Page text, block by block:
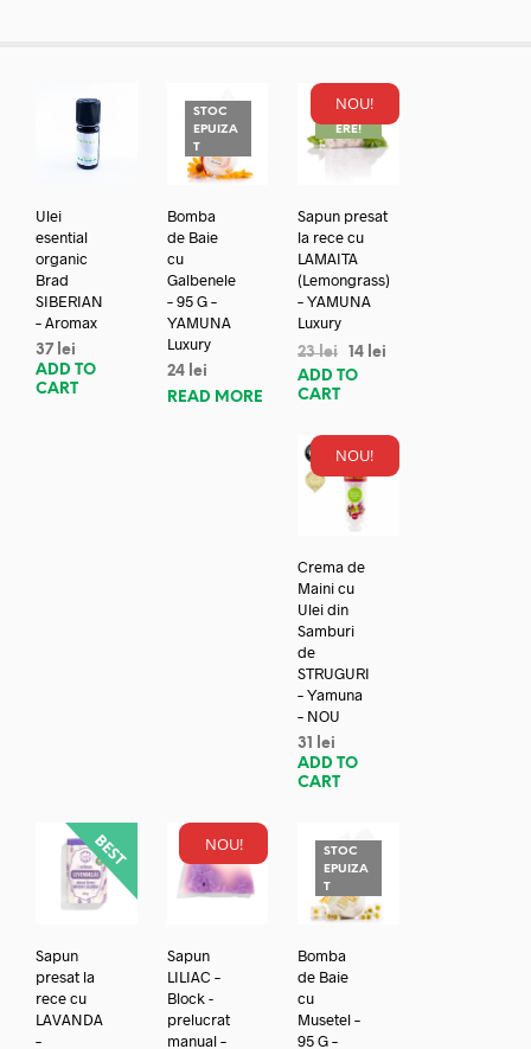
Ulei
esential
organic
Brad
SIBERIAN
– Aromax
37 lei
ADD TO
CART
STOC
EPUIZA
T
Bomba
de Baie
cu
Galbenele
– 95 G –
YAMUNA
Luxury
24 lei
READ MORE
NOU!
REDUC
ERE!
Sapun presat
la rece cu
LAMAITA
(Lemongrass)
– YAMUNA
Luxury
23lei 14 lei
ADD TO
CART
NOU!
Crema de
Maini cu
Ulei din
Samburi
de
STRUGURI
– Yamuna
– NOU
31
lei
ADD TO
CART
Sapun
presat la
rece cu
LAVANDA
–
NOU!
Sapun
LILIAC –
Block -
prelucrat
manual –
STOC
EPUIZA
T
Bomba
de Baie
cu
Musetel –
95 G –